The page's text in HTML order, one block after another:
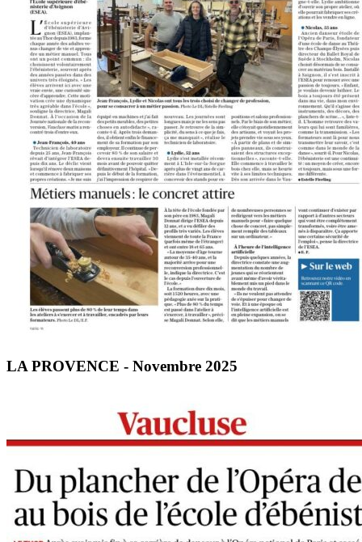
LA PROVENCE - Novembre 2025